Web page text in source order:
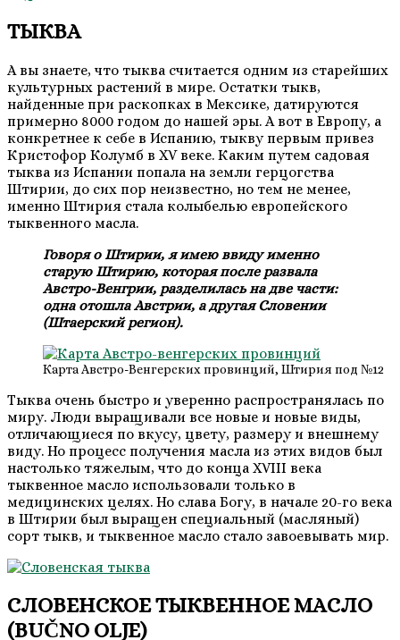
ТЫКВА
А вы знаете, что тыква считается одним из старейших
культурных растений в мире. Остатки тыкв,
найденные при раскопках в Мексике, датируются
примерно 8000 годом до нашей эры. А вот в Европу, а
конкретнее к себе в Испанию, тыкву первым привез
Кристофор Колумб в XV веке. Каким путем садовая
тыква из Испании попала на земли герцогства
Штирии, до сих пор неизвестно, но тем не менее,
именно Штирия стала колыбелью европейского
тыквенного масла.
Говоря о Штирии, я имею ввиду именно
старую Штирию, которая после развала
Австро-Венгрии, разделилась на две части:
одна отошла Австрии, а другая Словении
(Штаерский регион).
Карта Австро-Венгерских провинций, Штирия под №12
Тыква очень быстро и уверенно распространялась по
миру. Люди выращивали все новые и новые виды,
отличающиеся по вкусу, цвету, размеру и внешнему
виду. Но процесс получения масла из этих видов был
настолько тяжелым, что до конца XVIII века
тыквенное масло использовали только в
медицинских целях. Но слава Богу, в начале 20-го века
в Штирии был выращен специальный (масляный)
сорт тыкв, и тыквенное масло стало завоевывать мир.
СЛОВЕНСКОЕ ТЫКВЕННОЕ МАСЛО
(BUČNO OLJE)